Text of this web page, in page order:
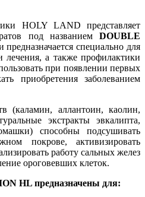
HOLY LAND представляет
под названием DOUBLE
предназначается специально для
а также профилактики
при появлении первых
приобретения заболеванием
(каламин, аллантоин, каолин,
экстракты эвкалипта,
способны подсушивать
покрове, активизировать
работу сальных желез
ороговевших клеток.
HL предназначены для: